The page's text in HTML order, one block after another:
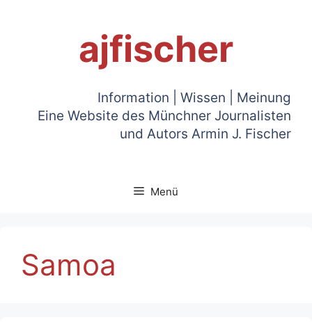
ajfischer
Information | Wissen | Meinung
Eine Website des Münchner Journalisten
und Autors Armin J. Fischer
Menü
Samoa